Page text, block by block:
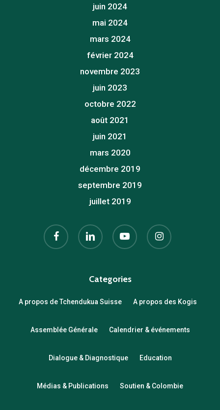
juin 2024
mai 2024
mars 2024
février 2024
novembre 2023
juin 2023
octobre 2022
août 2021
juin 2021
mars 2020
décembre 2019
septembre 2019
juillet 2019
facebook linkedin youtube instagram
Categories
A propos de Tchendukua Suisse A propos des Kogis
Assemblée Générale Calendrier & événements
Dialogue & Diagnostique Education
Médias & Publications Soutien & Colombie